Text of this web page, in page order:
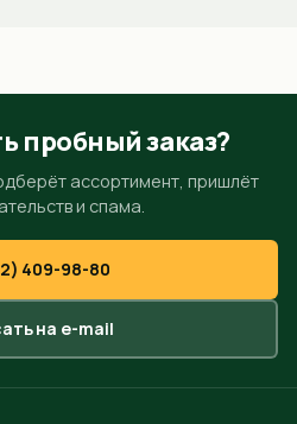
пробный заказ?
ассортимент, пришлёт
и спама.
409-98-80
на e-mail